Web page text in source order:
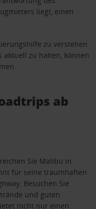
liegt, einen
zu verstehen.
aktuell zu halten, können
ab
Sie Malibu in
für seine traumhaften
Besuchen Sie
und guten
nicht nur einen